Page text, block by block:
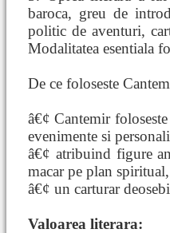
baroca, greu de
politic de aventuri,
Modalitatea esentiala
De ce foloseste
â€¢ Cantemir
evenimente si
â€¢ atribuind figure
macar pe plan
â€¢ un carturar
Valoarea literara: